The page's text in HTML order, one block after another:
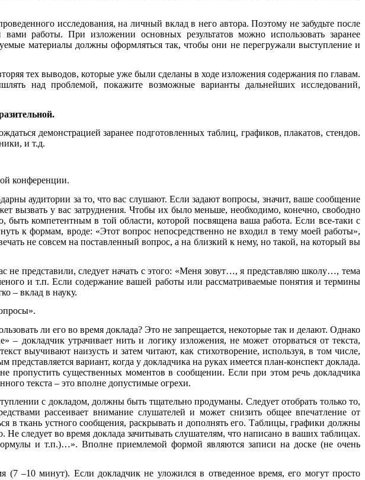
исследования, на личный вклад в него автора. Поэтому не забудьте после
работы. При изложении основных результатов можно использовать заранее
материалы должны оформляться так, чтобы они не перегружали выступление и
тех выводов, которые уже были сделаны в ходе изложения содержания по главам.
над проблемой, покажите возможные варианты дальнейших исследований,
демонстрацией заранее подготовленных таблиц, графиков, плакатов, стендов.
и т.д.
конференции.
аудитории за то, что вас слушают. Если задают вопросы, значит, ваше сообщение
вызвать у вас затруднения. Чтобы их было меньше, необходимо, конечно, свободно
быть компетентным в той области, которой посвящена ваша работа. Если все-таки с
к формам, вроде: «Этот вопрос непосредственно не входил в тему моей работы»,
не совсем на поставленный вопрос, а на близкий к нему, но такой, на который вы
не представили, следует начать с этого: «Меня зовут…, я представляю школу…, тема
и т.п. Если содержание вашей работы или рассматриваемые понятия и термины
– вклад в науку.
ли его во время доклада? Это не запрещается, некоторые так и делают. Однако
докладчик утрачивает нить и логику изложения, не может оторваться от текста,
выучивают наизусть и затем читают, как стихотворение, используя, в том числе,
вариант, когда у докладчика на руках имеется план-конспект доклада.
пропустить существенных моментов в сообщении. Если при этом речь докладчика
текста – это вполне допустимые огрехи.
с докладом, должны быть тщательно продуманы. Следует отобрать только то,
рассеивает внимание слушателей и может снизить общее впечатление от
в ткань устного сообщения, раскрывать и дополнять его. Таблицы, графики должны
следует во время доклада зачитывать слушателям, что написано в ваших таблицах.
и т.п.)…». Вполне приемлемой формой являются записи на доске (не очень
(7 –10 минут). Если докладчик не уложился в отведенное время, его могут просто